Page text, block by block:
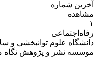
آخرین شماره
مشاهده
۱
رفاه‌اجتماعی‌
دانشگاه علوم توانبخشی و
موسسه نشر و پژوهش نگاه